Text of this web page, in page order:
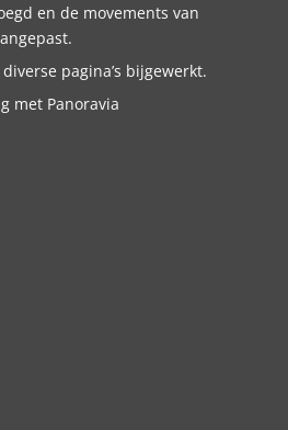
en de movements van
diverse pagina’s bijgewerkt.
met Panoravia